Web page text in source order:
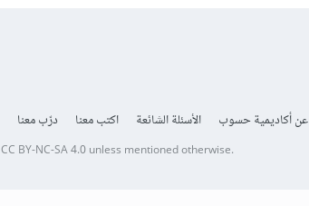
عن أكاديمية حسوب الأسئلة الشائعة اكتب معنا درّب معنا
CC BY-NC-SA 4.0unless mentioned otherwise.